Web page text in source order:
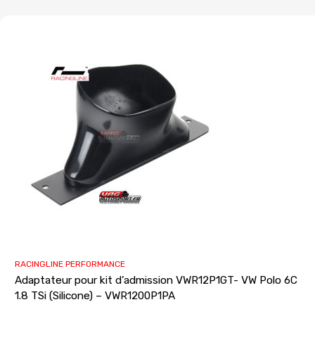
RACINGLINE PERFORMANCE
Adaptateur pour kit d’admission VWR12P1GT- VW Polo 6C
1.8 TSi (Silicone) – VWR1200P1PA